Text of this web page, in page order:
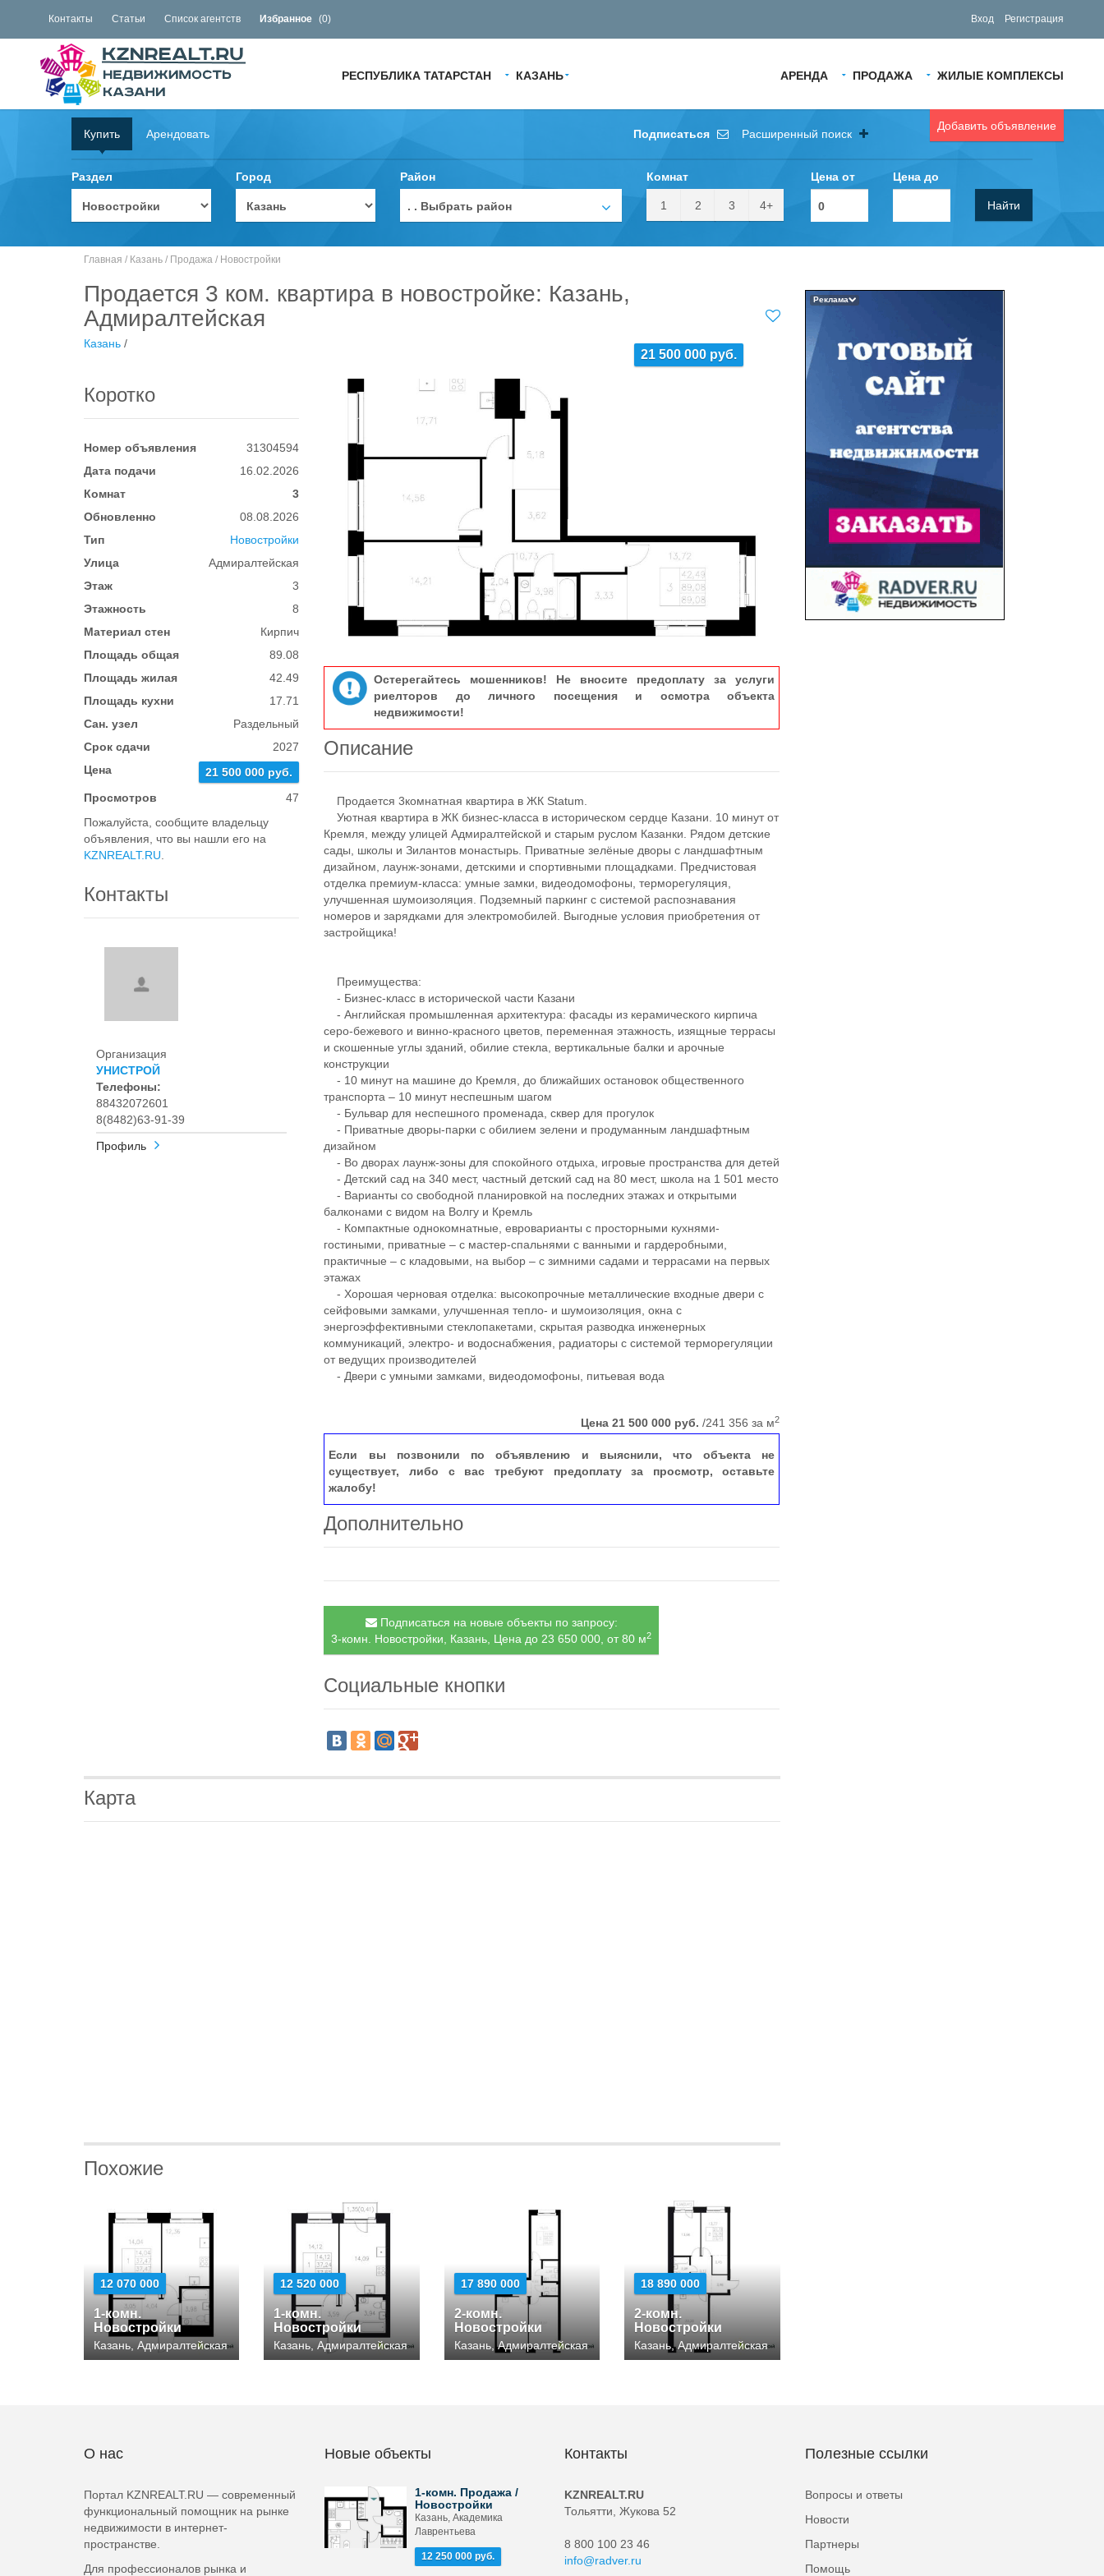
Контакты Статьи Список агентств Избранное (0) Вход Регистрация
АРЕНДА ПРОДАЖА ЖИЛЫЕ КОМПЛЕКСЫ
РЕСПУБЛИКА ТАТАРСТАН КАЗАНЬ
Добавить объявление
Купить Арендовать Подписаться Расширенный поиск
Раздел Город Район
. . Выбрать район
Комнат
1 2 3 4+
Цена от Цена до
Найти
Главная / Казань / Продажа / Новостройки
Продается 3 ком. квартира в новостройке: Казань,
Адмиралтейская
21 500 000 руб.
Казань /
Коротко
Номер объявления
31304594
Дата подачи
16.02.2026
Комнат
3
Обновленно
08.08.2026
Тип
Новостройки
Улица
Адмиралтейская
Этаж
3
Этажность
8
Материал стен
Кирпич
Площадь общая
89.08
Площадь жилая
42.49
Площадь кухни
17.71
Сан. узел
Раздельный
Срок сдачи
2027
Цена
21 500 000 руб.
Просмотров
47
Пожалуйста, сообщите владельцу
объявления, что вы нашли его на
KZNREALT.RU
Контакты
Организация
УНИСТРОЙ
Телефоны:
88432072601
8(8482)63-91-39
Профиль
Остерегайтесь мошенников! Не вносите предоплату за услуги
риелторов до личного посещения и осмотра объекта
недвижимости!
Описание
Продается 3комнатная квартира в ЖК Statum.
Уютная квартира в ЖК бизнес-класса в историческом сердце Казани. 10 минут от
Кремля, между улицей Адмиралтейской и старым руслом Казанки. Рядом детские
сады, школы и Зилантов монастырь. Приватные зелёные дворы с ландшафтным
дизайном, лаунж-зонами, детскими и спортивными площадками. Предчистовая
отделка премиум-класса: умные замки, видеодомофоны, терморегуляция,
улучшенная шумоизоляция. Подземный паркинг с системой распознавания
номеров и зарядками для электромобилей. Выгодные условия приобретения от
застройщика!
Преимущества:
- Бизнес-класс в исторической части Казани
- Английская промышленная архитектура: фасады из керамического кирпича
серо-бежевого и винно-красного цветов, переменная этажность, изящные террасы
и скошенные углы зданий, обилие стекла, вертикальные балки и арочные
конструкции
- 10 минут на машине до Кремля, до ближайших остановок общественного
транспорта – 10 минут неспешным шагом
- Бульвар для неспешного променада, сквер для прогулок
- Приватные дворы-парки с обилием зелени и продуманным ландшафтным
дизайном
- Во дворах лаунж-зоны для спокойного отдыха, игровые пространства для детей
- Детский сад на 340 мест, частный детский сад на 80 мест, школа на 1 501 место
- Варианты со свободной планировкой на последних этажах и открытыми
балконами с видом на Волгу и Кремль
- Компактные однокомнатные, евроварианты с просторными кухнями-
гостиными, приватные – с мастер-спальнями с ванными и гардеробными,
практичные – с кладовыми, на выбор – с зимними садами и террасами на первых
этажах
- Хорошая черновая отделка: высокопрочные металлические входные двери с
сейфовыми замками, улучшенная тепло- и шумоизоляция, окна с
энергоэффективными стеклопакетами, скрытая разводка инженерных
коммуникаций, электро- и водоснабжения, радиаторы с системой терморегуляции
от ведущих производителей
- Двери с умными замками, видеодомофоны, питьевая вода
Цена21 500 000 руб. /241 356 за м2
Если вы позвонили по объявлению и выяснили, что объекта не
существует, либо с вас требуют предоплату за просмотр, оставьте
жалобу!
Дополнительно
Подписаться на новые объекты по запросу:
3-комн. Новостройки, Казань, Цена до 23 650 000, от 80 м2
Социальные кнопки
Карта
Похожие
12 070 000
1-комн.
Новостройки
Казань, Адмиралтейская
12 520 000
1-комн.
Новостройки
Казань, Адмиралтейская
17 890 000
2-комн.
Новостройки
Казань, Адмиралтейская
18 890 000
2-комн.
Новостройки
Казань, Адмиралтейская
Реклама
О нас
Портал KZNREALT.RU — современный
функциональный помощник на рынке
недвижимости в интернет-
пространстве.
Для профессионалов рынка и
Новые объекты
1-комн. Продажа /
Новостройки
Казань, Академика
Лаврентьева
12 250 000 руб.
Контакты
KZNREALT.RU
Тольятти, Жукова 52
8 800 100 23 46
info@radver.ru
Полезные ссылки
Вопросы и ответы
Новости
Партнеры
Помощь